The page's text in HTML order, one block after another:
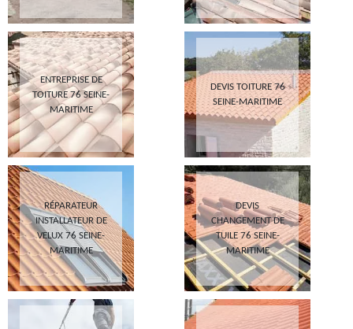
ENTREPRISE DE
TOITURE 76 SEINE-
MARITIME
DEVIS TOITURE 76
SEINE-MARITIME
RÉPARATEUR
INSTALLATEUR DE
VELUX 76 SEINE-
MARITIME
DEVIS
CHANGEMENT DE
TUILE 76 SEINE-
MARITIME